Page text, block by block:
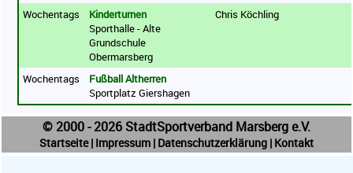
Wochentags
Kinderturnen
Sporthalle - Alte
Grundschule
Obermarsberg
Chris Köchling
Wochentags
Fußball Altherren
Sportplatz Giershagen
© 2000 - 2026 StadtSportverband Marsberg e.V.
Startseite| Impressum | Datenschutzerklärung | Kontakt